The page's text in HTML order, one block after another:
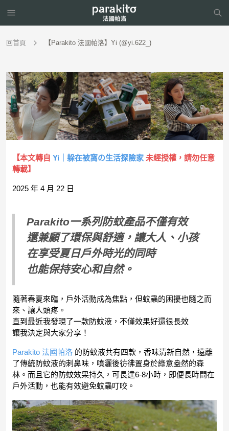
回首頁 【Parakito 法國帕洛】Yi (@yi.622_)
【本文轉自 Yi｜躲在被窩の生活探險家 未經授權，請勿任意
轉載】
2025 年 4 月 22 日
Parakito一系列防蚊產品不僅有效
還兼顧了環保與舒適，讓大人、小孩
在享受夏日戶外時光的同時
也能保持安心和自然。
隨著春夏來臨，戶外活動成為焦點，但蚊蟲的困擾也隨之而
來、讓人頭疼。
直到最近我發現了一款防蚊液，不僅效果好還很長效
讓我決定與大家分享！
Parakito 法國帕洛 的防蚊液共有四款，香味清新自然，遠離
了傳統防蚊液的刺鼻味，噴灑後彷彿置身於綠意盎然的森
林。而且它的防蚊效果持久，可長達6-8小時，即便長時間在
戶外活動，也能有效避免蚊蟲叮咬。